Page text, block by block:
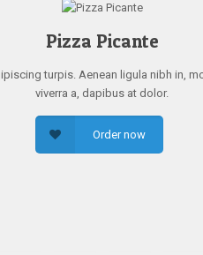
Pizza Picante
turpis. Aenean ligula nibh in,
viverra a, dapibus at dolor.
Order now